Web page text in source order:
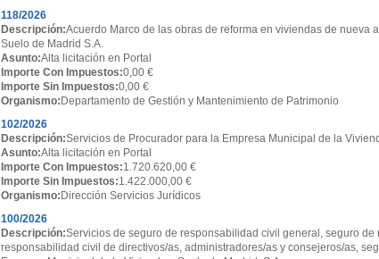
118/2026
Descripción:Acuerdo Marco de las obras de reforma en viviendas de
Suelo de Madrid S.A.
Asunto:Alta licitación en Portal
Importe Con Impuestos:0,00 €
Importe Sin Impuestos:0,00 €
Organismo: Departamento de Gestión y Mantenimiento de Patrimonio
102/2026
Descripción:Servicios de Procurador para la Empresa Municipal de la
Asunto:Alta licitación en Portal
Importe Con Impuestos:1.720.620,00 €
Importe Sin Impuestos:1.422.000,00 €
Organismo: Dirección Servicios Jurídicos
100/2026
Descripción:Servicios de seguro de responsabilidad civil general, seguro
responsabilidad civil de directivos/as, administradores/as y consejeros/as,